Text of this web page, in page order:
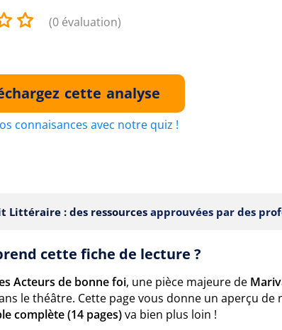
(0 évaluation)
cette analyse
connaisances avec notre quiz !
Littéraire : des ressources approuvées par des
cette fiche de lecture ?
Acteurs de bonne foi, une pièce majeure de
le théâtre. Cette page vous donne un aperçu de
complète (14 pages)va bien plus loin !